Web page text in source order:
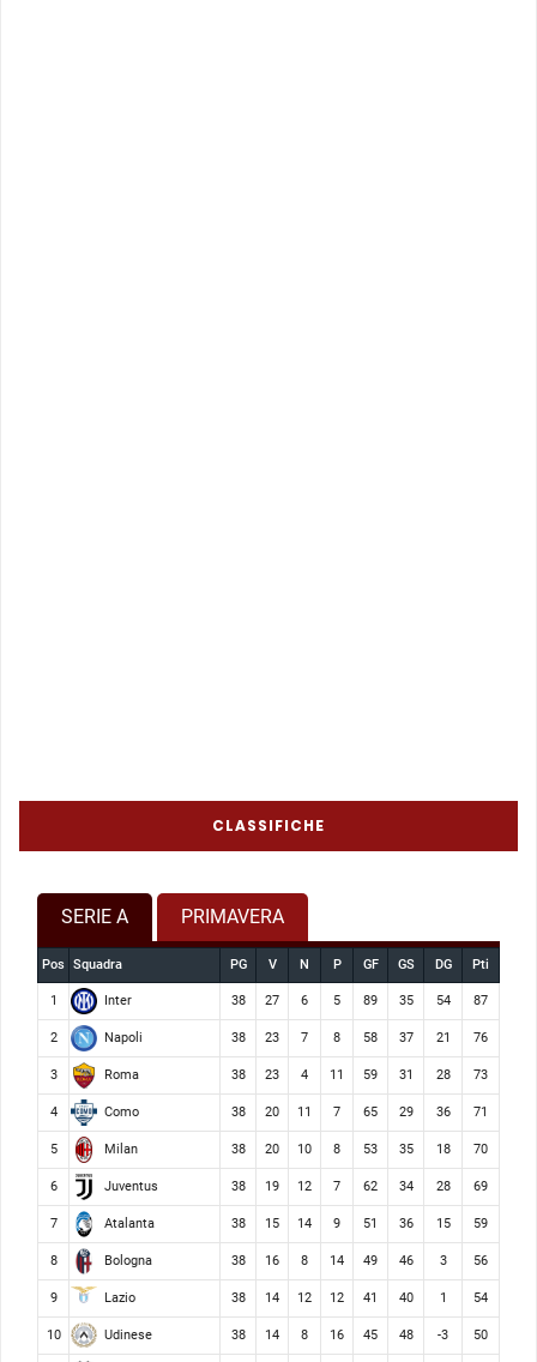
CLASSIFICHE
SERIE A PRIMAVERA
Pos Squadra PG V N P GF GS DG Pti
1 Inter 38 27 6 5 89 35 54 87
2 Napoli 38 23 7 8 58 37 21 76
3 Roma 38 23 4 11 59 31 28 73
4 Como 38 20 11 7 65 29 36 71
5 Milan 38 20 10 8 53 35 18 70
6 Juventus 38 19 12 7 62 34 28 69
7 Atalanta 38 15 14 9 51 36 15 59
8 Bologna 38 16 8 14 49 46 3 56
9 Lazio 38 14 12 12 41 40 1 54
10 Udinese 38 14 8 16 45 48 -3 50